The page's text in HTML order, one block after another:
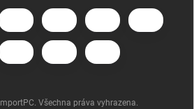
ImportPC. Všechna práva vyhrazena.